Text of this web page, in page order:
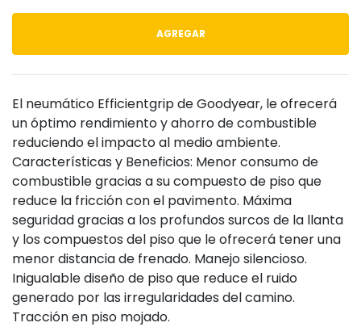
AGREGAR
El neumático Efficientgrip de Goodyear, le ofrecerá
un óptimo rendimiento y ahorro de combustible
reduciendo el impacto al medio ambiente.
Características y Beneficios: Menor consumo de
combustible gracias a su compuesto de piso que
reduce la fricción con el pavimento. Máxima
seguridad gracias a los profundos surcos de la llanta
y los compuestos del piso que le ofrecerá tener una
menor distancia de frenado. Manejo silencioso.
Inigualable diseño de piso que reduce el ruido
generado por las irregularidades del camino.
Tracción en piso mojado.